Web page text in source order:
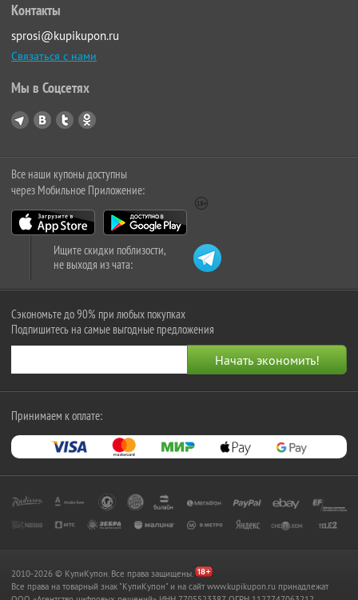
Контакты
sprosi@kupikupon.ru
Связаться с нами
Мы в Соцсетях
Все наши купоны доступны
через Мобильное Приложение:
Ищите скидки поблизости,
не выходя из чата:
Сэкономьте до 90% при любых покупках
Подпишитесь на самые выгодные предложения
Принимаем к оплате:
2010-2026 © КупиКупон. Все права защищены.
Все права на товарный знак "КупиКупон" и на сайт www.kupikupon.ru принадлежат